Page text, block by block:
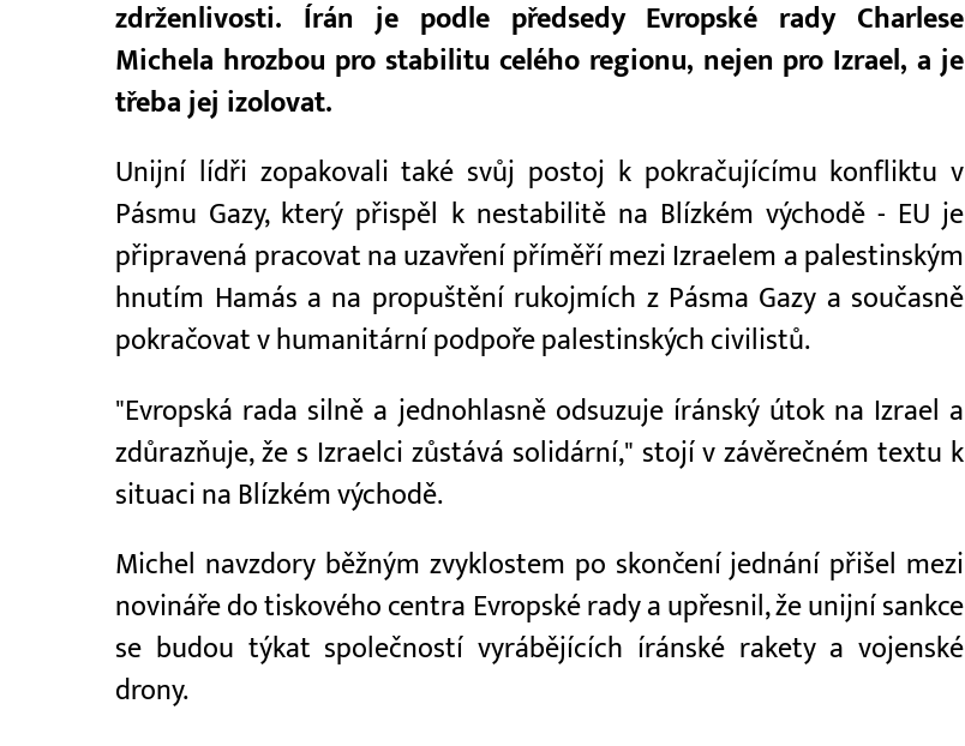
zdrženlivosti. Írán je podle předsedy Evropské rady Charlese
Michela hrozbou pro stabilitu celého regionu, nejen pro Izrael, a je
třeba jej izolovat.
Unijní lídři zopakovali také svůj postoj k pokračujícímu konfliktu v
Pásmu Gazy, který přispěl k nestabilitě na Blízkém východě - EU je
připravená pracovat na uzavření příměří mezi Izraelem a palestinským
hnutím Hamás a na propuštění rukojmích z Pásma Gazy a současně
pokračovat v humanitární podpoře palestinských civilistů.
"Evropská rada silně a jednohlasně odsuzuje íránský útok na Izrael a
zdůrazňuje, že s Izraelci zůstává solidární," stojí v závěrečném textu k
situaci na Blízkém východě.
Michel navzdory běžným zvyklostem po skončení jednání přišel mezi
novináře do tiskového centra Evropské rady a upřesnil, že unijní sankce
se budou týkat společností vyrábějících íránské rakety a vojenské
drony.